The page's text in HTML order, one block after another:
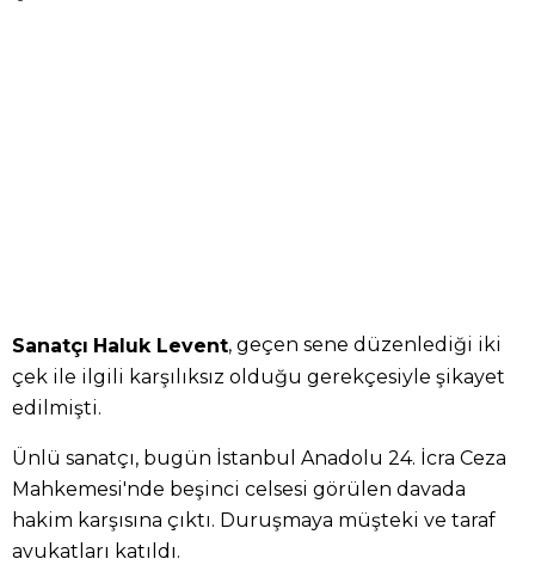
Sanatçı Haluk Levent, geçen sene düzenlediği iki
çek ile ilgili karşılıksız olduğu gerekçesiyle şikayet
edilmişti.
Ünlü sanatçı, bugün İstanbul Anadolu 24. İcra Ceza
Mahkemesi'nde beşinci celsesi görülen davada
hakim karşısına çıktı. Duruşmaya müşteki ve taraf
avukatları katıldı.